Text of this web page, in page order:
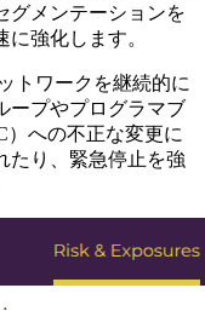
グメンテーションを
強化します。
トワークを継続的に
ープやプログラマブ
）への不正な変更に
たり、緊急停止を強